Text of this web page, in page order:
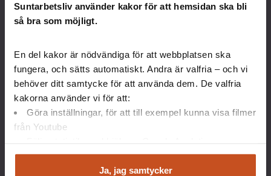
Suntarbetsliv använder kakor för att hemsidan ska bli
så bra som möjligt.
En del kakor är nödvändiga för att webbplatsen ska
fungera, och sätts automatiskt. Andra är valfria – och vi
behöver ditt samtycke för att använda dem. De valfria
kakorna använder vi för att:
Göra inställningar, för att till exempel kunna visa filmer
från Youtube
Analysera trafik för att kunna visa riktad information
Ja, jag samtycker
Stödmaterial
Här hittar du material som underlättar
genomförandet av aktiviteten.
Reflektionsmall för processledare